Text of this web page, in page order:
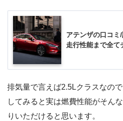
アテンザの口コミ
走行性能まで全て
排気量で言えば2.5Lクラスなの
してみると実は燃費性能がそん
りいただけると思います。